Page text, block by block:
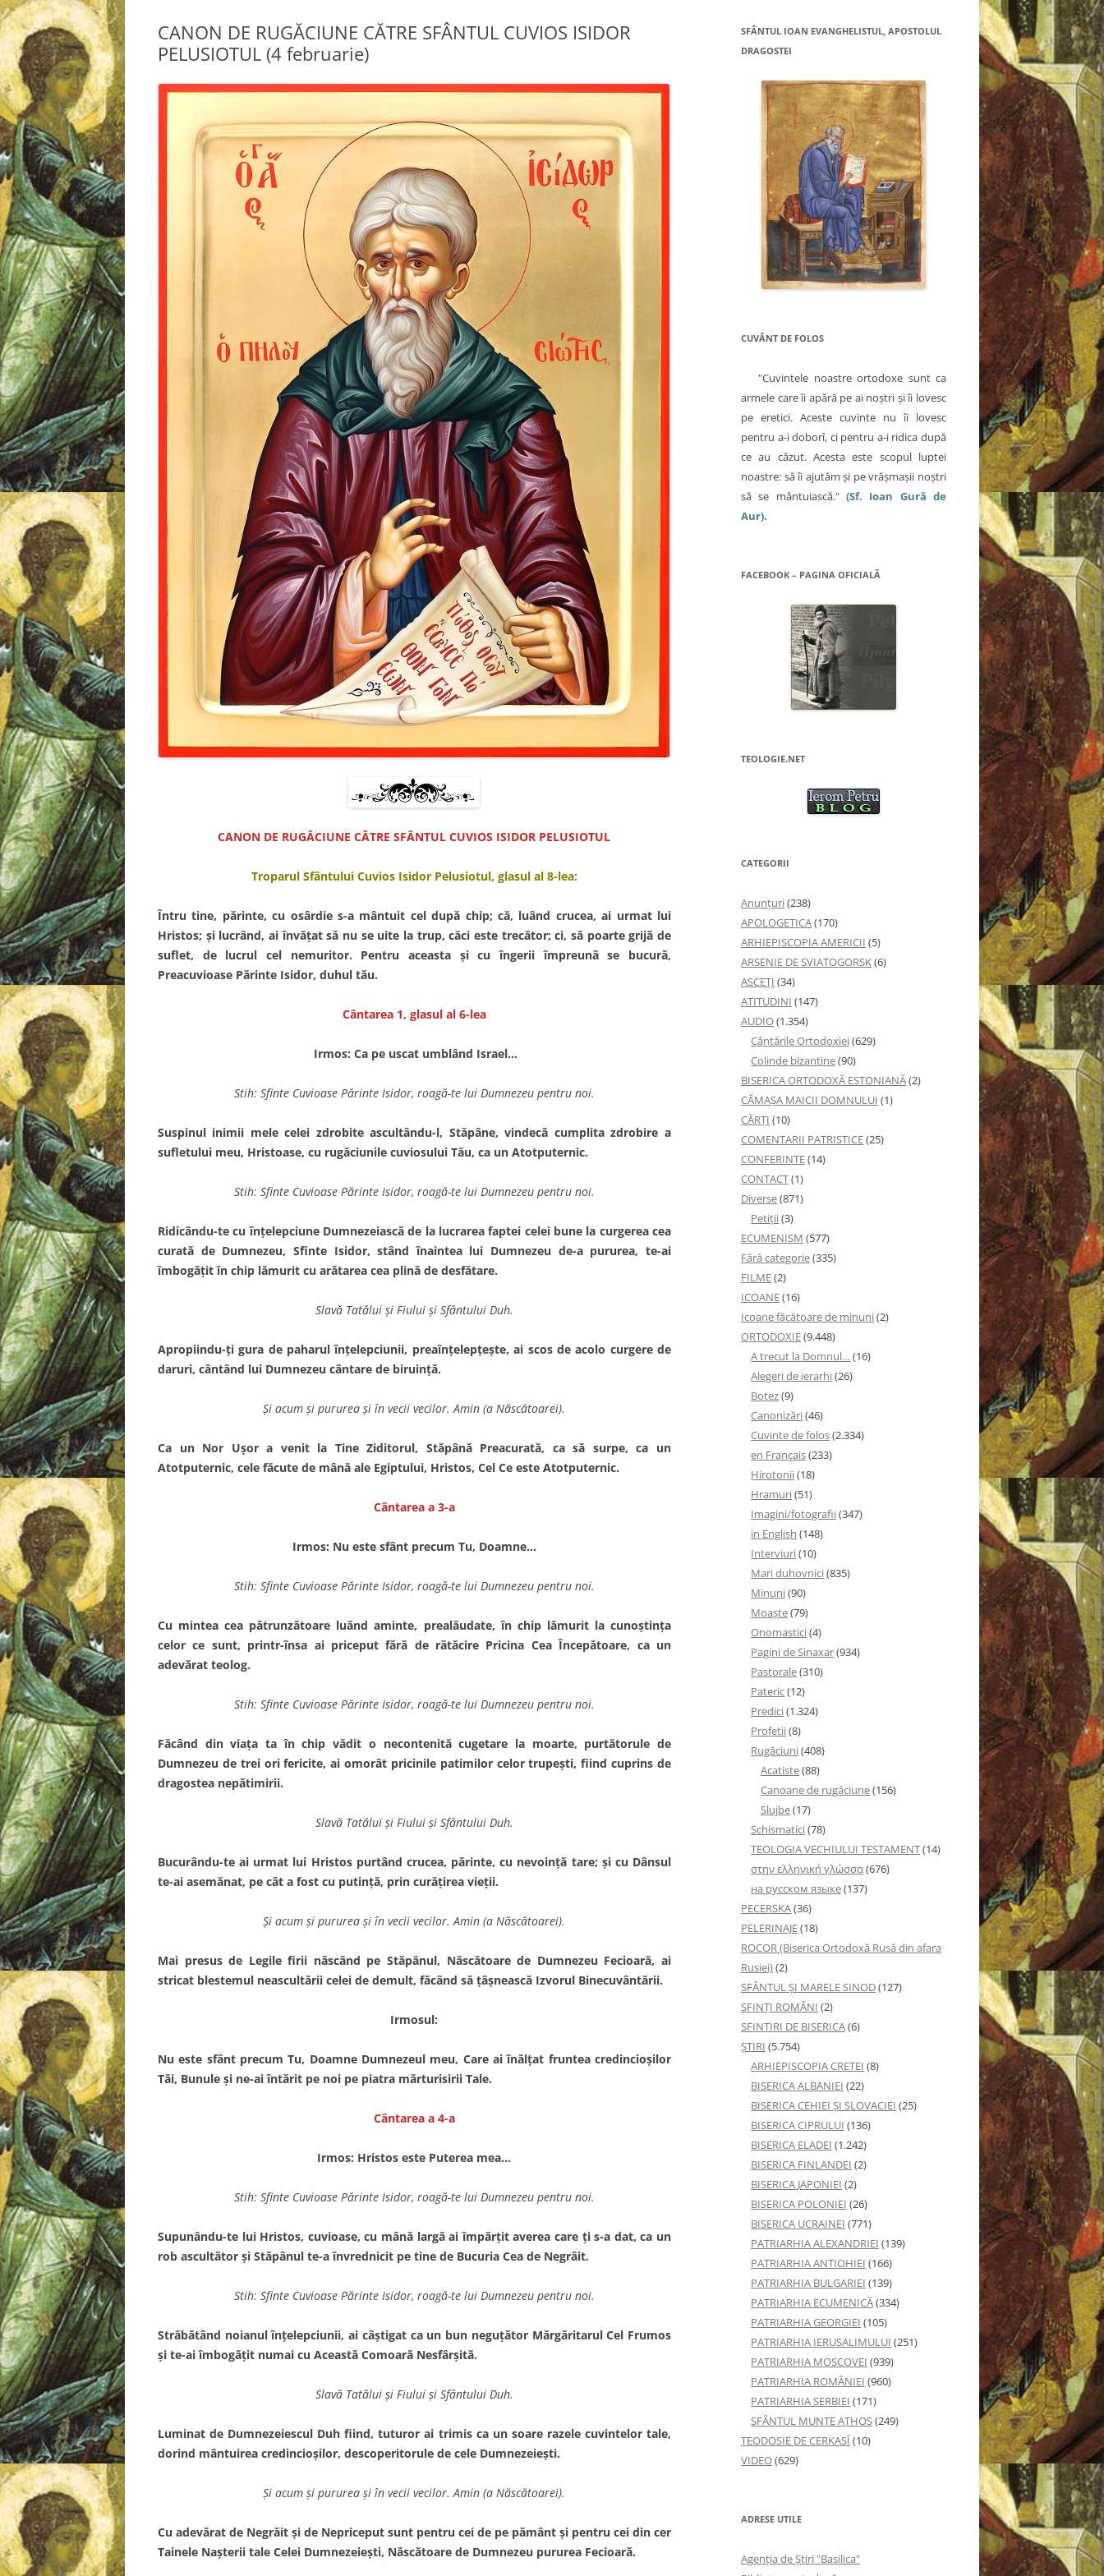
CANON DE RUGĂCIUNE CĂTRE SFÂNTUL CUVIOS ISIDOR
PELUSIOTUL (4 februarie)
CANON DE RUGĂCIUNE CĂTRE SFÂNTUL CUVIOS ISIDOR PELUSIOTUL
Troparul Sfântului Cuvios Isidor Pelusiotul, glasul al 8-lea:
Întru tine, părinte, cu osârdie s-a mântuit cel după chip; că, luând crucea, ai urmat lui
Hristos; şi lucrând, ai învăţat să nu se uite la trup, căci este trecător; ci, să poarte grijă de
suflet, de lucrul cel nemuritor. Pentru aceasta şi cu îngerii împreună se bucură,
Preacuvioase Părinte Isidor, duhul tău.
Cântarea 1, glasul al 6-lea
Irmos: Ca pe uscat umblând Israel…
Stih: Sfinte Cuvioase Părinte Isidor, roagă-te lui Dumnezeu pentru noi.
Suspinul inimii mele celei zdrobite ascultându-l, Stăpâne, vindecă cumplita zdrobire a
sufletului meu, Hristoase, cu rugăciunile cuviosului Tău, ca un Atotputernic.
Stih: Sfinte Cuvioase Părinte Isidor, roagă-te lui Dumnezeu pentru noi.
Ridicându-te cu înţelepciune Dumnezeiască de la lucrarea faptei celei bune la curgerea cea
curată de Dumnezeu, Sfinte Isidor, stând înaintea lui Dumnezeu de-a pururea, te-ai
îmbogăţit în chip lămurit cu arătarea cea plină de desfătare.
Slavă Tatălui şi Fiului şi Sfântului Duh.
Apropiindu-ţi gura de paharul înţelepciunii, preaînţelepţeşte, ai scos de acolo curgere de
daruri, cântând lui Dumnezeu cântare de biruinţă.
Şi acum şi pururea şi în vecii vecilor. Amin (a Născătoarei).
Ca un Nor Uşor a venit la Tine Ziditorul, Stăpână Preacurată, ca să surpe, ca un
Atotputernic, cele făcute de mână ale Egiptului, Hristos, Cel Ce este Atotputernic.
Cântarea a 3-a
Irmos: Nu este sfânt precum Tu, Doamne…
Stih: Sfinte Cuvioase Părinte Isidor, roagă-te lui Dumnezeu pentru noi.
Cu mintea cea pătrunzătoare luând aminte, prealăudate, în chip lămurit la cunoştinţa
celor ce sunt, printr-însa ai priceput fără de rătăcire Pricina Cea Începătoare, ca un
adevărat teolog.
Stih: Sfinte Cuvioase Părinte Isidor, roagă-te lui Dumnezeu pentru noi.
Făcând din viaţa ta în chip vădit o necontenită cugetare la moarte, purtătorule de
Dumnezeu de trei ori fericite, ai omorât pricinile patimilor celor trupeşti, fiind cuprins de
dragostea nepătimirii.
Slavă Tatălui şi Fiului şi Sfântului Duh.
Bucurându-te ai urmat lui Hristos purtând crucea, părinte, cu nevoinţă tare; şi cu Dânsul
te-ai asemănat, pe cât a fost cu putinţă, prin curăţirea vieţii.
Şi acum şi pururea şi în vecii vecilor. Amin (a Născătoarei).
Mai presus de Legile firii născând pe Stăpânul, Născătoare de Dumnezeu Fecioară, ai
stricat blestemul neascultării celei de demult, făcând să ţâşnească Izvorul Binecuvântării.
Irmosul:
Nu este sfânt precum Tu, Doamne Dumnezeul meu, Care ai înălţat fruntea credincioşilor
Tăi, Bunule şi ne-ai întărit pe noi pe piatra mărturisirii Tale.
Cântarea a 4-a
Irmos: Hristos este Puterea mea…
Stih: Sfinte Cuvioase Părinte Isidor, roagă-te lui Dumnezeu pentru noi.
Supunându-te lui Hristos, cuvioase, cu mână largă ai împărţit averea care ţi s-a dat, ca un
rob ascultător şi Stăpânul te-a învrednicit pe tine de Bucuria Cea de Negrăit.
Stih: Sfinte Cuvioase Părinte Isidor, roagă-te lui Dumnezeu pentru noi.
Străbătând noianul înţelepciunii, ai câştigat ca un bun neguţător Mărgăritarul Cel Frumos
şi te-ai îmbogăţit numai cu Această Comoară Nesfârşită.
Slavă Tatălui şi Fiului şi Sfântului Duh.
Luminat de Dumnezeiescul Duh fiind, tuturor ai trimis ca un soare razele cuvintelor tale,
dorind mântuirea credincioşilor, descoperitorule de cele Dumnezeieşti.
Şi acum şi pururea şi în vecii vecilor. Amin (a Născătoarei).
Cu adevărat de Negrăit şi de Nepriceput sunt pentru cei de pe pământ şi pentru cei din cer
Tainele Naşterii tale Celei Dumnezeieşti, Născătoare de Dumnezeu pururea Fecioară.
SFÂNTUL IOAN EVANGHELISTUL, APOSTOLUL
DRAGOSTEI
CUVÂNT DE FOLOS
"Cuvintele noastre ortodoxe sunt ca
armele care îi apără pe ai noştri şi îi lovesc
pe eretici. Aceste cuvinte nu îi lovesc
pentru a-i doborî, ci pentru a-i ridica după
ce au căzut. Acesta este scopul luptei
noastre: să îi ajutăm şi pe vrăşmaşii noştri
să se mântuiască." (Sf. Ioan Gură de
Aur).
FACEBOOK – PAGINA OFICIALĂ
TEOLOGIE.NET
CATEGORII
Anunţuri(238)
APOLOGETICA(170)
ARHIEPISCOPIA AMERICII (5)
ARSENIE DE SVIATOGORSK(6)
ASCEȚI (34)
ATITUDINI (147)
AUDIO(1.354)
Cântările Ortodoxiei(629)
Colinde bizantine(90)
BISERICA ORTODOXĂ ESTONIANĂ(2)
CĂMAȘA MAICII DOMNULUI (1)
CĂRȚI (10)
COMENTARII PATRISTICE(25)
CONFERINTE(14)
CONTACT(1)
Diverse(871)
Petiţii(3)
ECUMENISM (577)
Fără categorie(335)
FILME(2)
ICOANE(16)
Icoane făcătoare de minuni(2)
ORTODOXIE(9.448)
A trecut la Domnul… (16)
Alegeri de ierarhi(26)
Botez(9)
Canonizări(46)
Cuvinte de folos(2.334)
en Français(233)
Hirotonii(18)
Hramuri(51)
Imagini/fotografii(347)
in English (148)
Interviuri(10)
Mari duhovnici(835)
Minuni(90)
Moaşte(79)
Onomastici(4)
Pagini de Sinaxar(934)
Pastorale(310)
Pateric(12)
Predici(1.324)
Profetii(8)
Rugăciuni(408)
Acatiste(88)
Canoane de rugăciune(156)
Slujbe(17)
Schismatici(78)
TEOLOGIA VECHIULUI TESTAMENT(14)
στην ελληνική γλώσσα(676)
на русском языке(137)
PECERSKA(36)
PELERINAJE(18)
ROCOR (Biserica Ortodoxă Rusă din afara
Rusiei)(2)
SFÂNTUL ȘI MARELE SINOD(127)
SFINȚI ROMÂNI (2)
SFINTIRI DE BISERICA(6)
ŞTIRI (5.754)
ARHIEPISCOPIA CRETEI (8)
BISERICA ALBANIEI (22)
BISERICA CEHIEI ŞI SLOVACIEI (25)
BISERICA CIPRULUI (136)
BISERICA ELADEI (1.242)
BISERICA FINLANDEI (2)
BISERICA JAPONIEI (2)
BISERICA POLONIEI (26)
BISERICA UCRAINEI (771)
PATRIARHIA ALEXANDRIEI (139)
PATRIARHIA ANTIOHIEI (166)
PATRIARHIA BULGARIEI (139)
PATRIARHIA ECUMENICĂ(334)
PATRIARHIA GEORGIEI (105)
PATRIARHIA IERUSALIMULUI (251)
PATRIARHIA MOSCOVEI (939)
PATRIARHIA ROMÂNIEI (960)
PATRIARHIA SERBIEI (171)
SFÂNTUL MUNTE ATHOS(249)
TEODOSIE DE CERKASÎ(10)
VIDEO(629)
ADRESE UTILE
Agenţia de Ştiri "Basilica"